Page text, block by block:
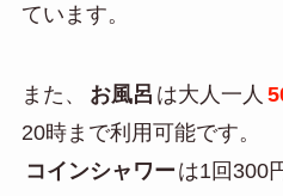
ています。
また、 お風呂 は大人一人
20時まで利用可能です。
コインシャワーは1回300